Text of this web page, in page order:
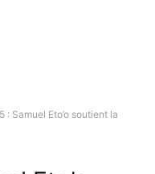
: Samuel Eto’o soutient la